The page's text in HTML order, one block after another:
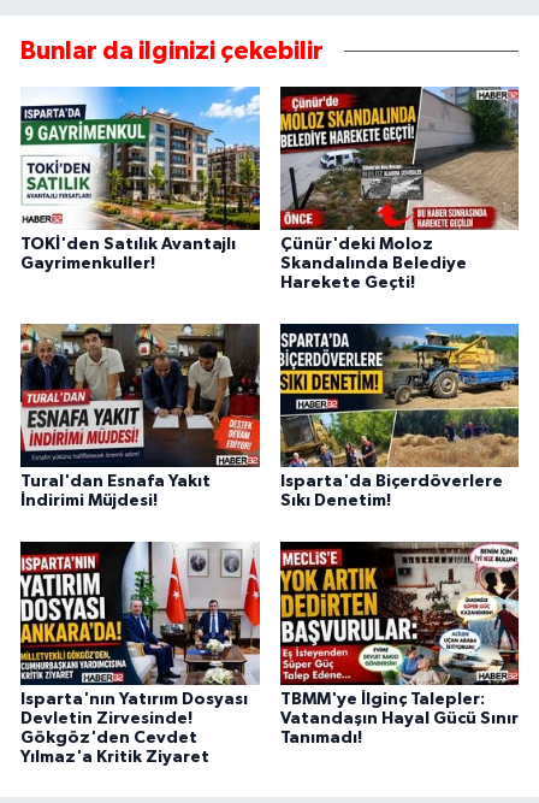
Bunlar da ilginizi çekebilir
TOKİ'den Satılık Avantajlı
Gayrimenkuller!
Çünür'deki Moloz
Skandalında Belediye
Harekete Geçti!
Tural'dan Esnafa Yakıt
İndirimi Müjdesi!
Isparta'da Biçerdöverlere
Sıkı Denetim!
Isparta'nın Yatırım Dosyası
Devletin Zirvesinde!
Gökgöz'den Cevdet
Yılmaz'a Kritik Ziyaret
TBMM'ye İlginç Talepler:
Vatandaşın Hayal Gücü Sınır
Tanımadı!